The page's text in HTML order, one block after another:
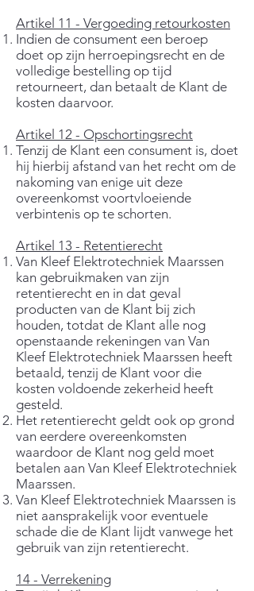
Artikel 11 - Vergoeding retourkosten
Indien de consument een beroep
doet op zijn herroepingsrecht en de
volledige bestelling op tijd
retourneert, dan betaalt de Klant de
kosten daarvoor.
Artikel 12 - Opschortingsrecht
Tenzij de Klant een consument is, doet
hij hierbij afstand van het recht om de
nakoming van enige uit deze
overeenkomst voortvloeiende
verbintenis op te schorten.
Artikel 13 - Retentierecht
Van Kleef Elektrotechniek Maarssen
kan gebruikmaken van zijn
retentierecht en in dat geval
producten van de Klant bij zich
houden, totdat de Klant alle nog
openstaande rekeningen van Van
Kleef Elektrotechniek Maarssen heeft
betaald, tenzij de Klant voor die
kosten voldoende zekerheid heeft
gesteld.
Het retentierecht geldt ook op grond
van eerdere overeenkomsten
waardoor de Klant nog geld moet
betalen aan Van Kleef Elektrotechniek
Maarssen.
Van Kleef Elektrotechniek Maarssen is
niet aansprakelijk voor eventuele
schade die de Klant lijdt vanwege het
gebruik van zijn retentierecht.
14 - Verrekening